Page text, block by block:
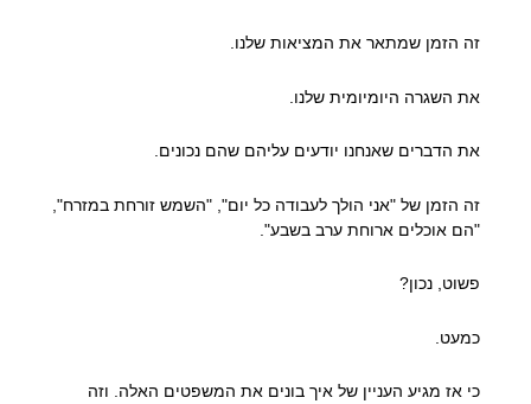
זה הזמן שמתאר את המציאות שלנו.
את השגרה היומיומית שלנו.
את הדברים שאנחנו יודעים עליהם שהם נכונים.
זה הזמן של "אני הולך לעבודה כל יום", "השמש זורחת במזרח",
"הם אוכלים ארוחת ערב בשבע".
פשוט, נכון?
כמעט.
כי אז מגיע העניין של איך בונים את המשפטים האלה. וזה